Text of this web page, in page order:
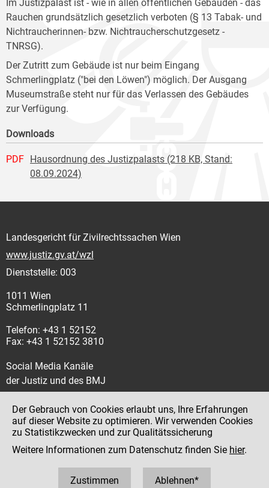
Im Justizpalast ist - wie in allen öffentlichen Gebäuden - das
Rauchen grundsätzlich gesetzlich verboten (§ 13 Tabak- und
Nichtraucherinnen- bzw. Nichtraucherschutzgesetz -
TNRSG).
Der Zutritt zum Gebäude ist nur beim Eingang
Schmerlingplatz ("bei den Löwen") möglich. Der Ausgang
Museumstraße steht nur für das Verlassen des Gebäudes
zur Verfügung.
Downloads
PDF
Hausordnung des Justizpalasts (218 KB, Stand:
08.09.2024)
Landesgericht für Zivilrechtssachen Wien
www.justiz.gv.at/wzl
Dienststelle: 003
1011 Wien
Schmerlingplatz 11
Telefon: +43 1 52152
Fax: +43 1 52152 3810
Social Media Kanäle
der Justiz und des BMJ
Impressum
Datenschutz
Der Gebrauch von Cookies erlaubt uns, Ihre Erfahrungen
auf dieser Website zu optimieren. Wir verwenden Cookies
zu Statistikzwecken und zur Qualitätssicherung
Weitere Informationen zum Datenschutz finden Sie hier.
Zustimmen Ablehnen*